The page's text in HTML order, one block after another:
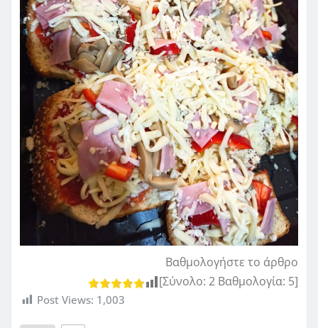
Βαθμολογήστε το άρθρο
[Σύνολο: 2 Βαθμολογία: 5]
Post Views: 1,003